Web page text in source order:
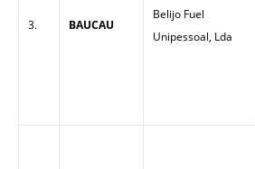
3. BAUCAU
Belijo Fuel
Unipessoal, Lda